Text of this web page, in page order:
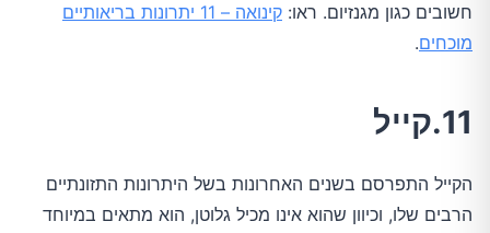
חשובים כגון מגנזיום. ראו:
קינואה – 11 יתרונות בריאותיים
מוכחים.
11.קייל
הקייל התפרסם בשנים האחרונות בשל היתרונות התזונתיים
הרבים שלו, וכיוון שהוא אינו מכיל גלוטן, הוא מתאים במיוחד